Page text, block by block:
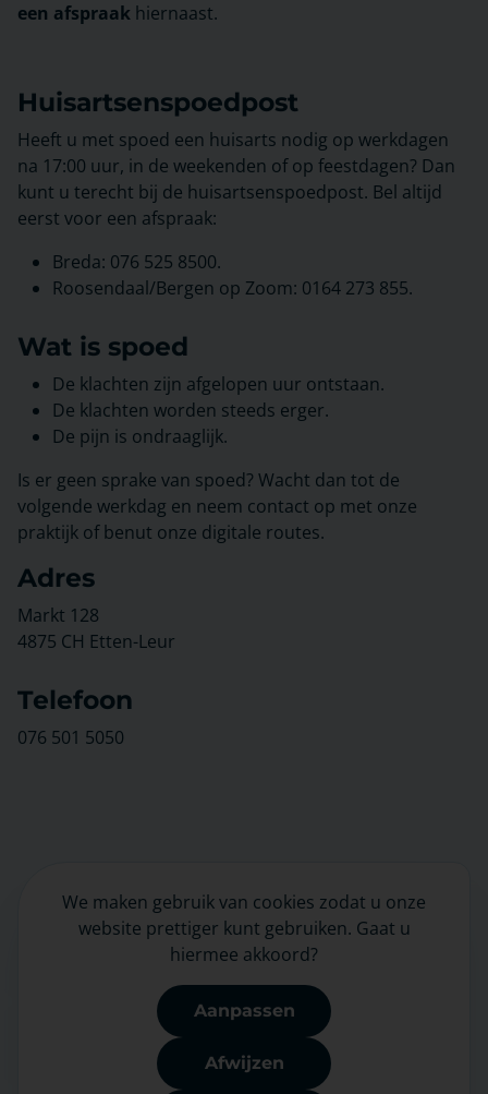
een afspraak hiernaast.
Huisartsenspoedpost
Heeft u met spoed een huisarts nodig op werkdagen
na 17:00 uur, in de weekenden of op feestdagen? Dan
kunt u terecht bij de huisartsenspoedpost. Bel altijd
eerst voor een afspraak:
Breda: 076 525 8500.
Roosendaal/Bergen op Zoom: 0164 273 855.
Wat is spoed
De klachten zijn afgelopen uur ontstaan.
De klachten worden steeds erger.
De pijn is ondraaglijk.
Is er geen sprake van spoed? Wacht dan tot de
volgende werkdag en neem contact op met onze
praktijk of benut onze digitale routes.
Adres
Markt 128
4875 CH Etten-Leur
Telefoon
076 501 5050
LinkedIn
Nieuwsbrief
We maken gebruik van cookies zodat u onze
website prettiger kunt gebruiken. Gaat u
hiermee akkoord?
Aanpassen
Afwijzen